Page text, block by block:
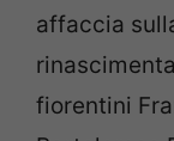
affaccia
fiorentini